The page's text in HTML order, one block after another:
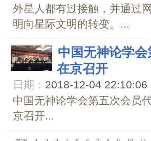
外星人都有过接触，并通过
明向星际文明的转变。...
中国无神论学
在京召开
日期： 2018-12-04 22:10:06
中国无神论学会第五次会员
京召开...